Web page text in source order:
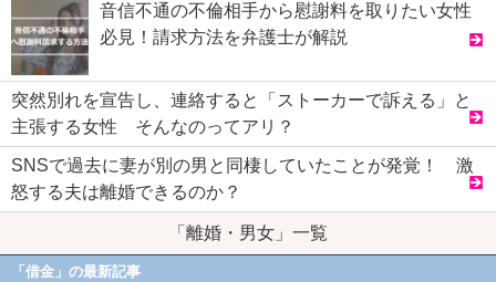
音信不通の不倫相手から慰謝料を取りたい女性
必見！請求方法を弁護士が解説
突然別れを宣告し、連絡すると「ストーカーで訴える」と
主張する女性 そんなのってアリ？
SNSで過去に妻が別の男と同棲していたことが発覚！ 激
怒する夫は離婚できるのか？
「離婚・男女」一覧
「借金」の最新記事